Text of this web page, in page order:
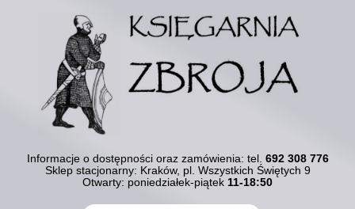
Informacje o dostępności oraz zamówienia: tel. 692 308 776
Sklep stacjonarny: Kraków, pl. Wszystkich Świętych 9
Otwarty: poniedziałek-piątek 11-18:50